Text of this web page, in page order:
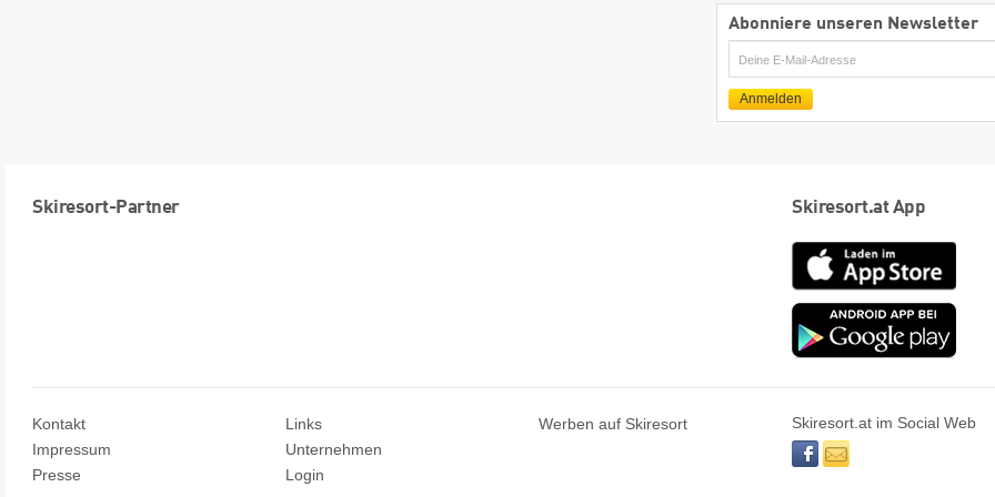
Abonniere unseren Newsletter
E-
Mail
Anmelden
Skiresort-Partner Skiresort.at App
App
Store
Kontakt
Impressum
Presse
Links
Unternehmen
Login
Werben auf Skiresort
Skiresort.at im Social Web
facebooknewsletter